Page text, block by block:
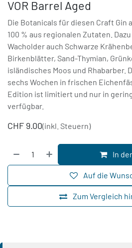
VOR Barrel Aged
Die Botanicals für diesen Craft Gin
100 % aus regionalen Zutaten.
Wacholder auch Schwarze
Birkenblätter, Sand-Thymian,
isländisches Moos und Rhabarber.
sechs Wochen in frischen
Edition ist limitiert und nur in
verfügbar.
CHF 9.00(inkl. Steuern)
In
Zum Vergleich
Auf die